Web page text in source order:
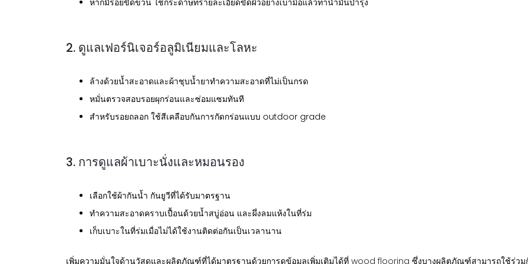
หากมีรอยขีดข่วน ใช้กระดาษทรายละเอียดขัดผิวอย่างเบามือแล้วทาน้ำมันบำรุง
2. ดูแลเฟอร์นิเจอร์อลูมิเนียมและโลหะ
ล้างด้วยน้ำสะอาดและผ้าชุบน้ำยาทำความสะอาดที่ไม่เป็นกรด
หมั่นตรวจสอบรอยผุกร่อนและซ่อมแซมทันที
สำหรับรอยถลอก ใช้สีเคลือบกันการกัดกร่อนแบบ outdoor grade
3. การดูแลผ้าเบาะนั่งและหมอนรอง
เลือกใช้ผ้ากันน้ำ กันยูวีที่ได้รับมาตรฐาน
ทำความสะอาดคราบเปื้อนด้วยน้ำสบู่อ่อน และผึ่งลมแห้งในที่ร่ม
เก็บเบาะในที่ร่มเมื่อไม่ได้ใช้งานติดต่อกันเป็นเวลานาน
เพิ่มความมั่นใจด้านวัสดุและผลิตภัณฑ์ที่ได้มาตรฐานด้วยการดูข้อมูลเพิ่มเติมได้ที่ wood flooring ซึ่งบางผลิตภัณฑ์สามารถใช้ร่วม